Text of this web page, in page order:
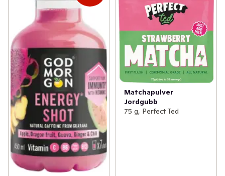
Matchapulver
Jordgubb
75 g, Perfect Ted